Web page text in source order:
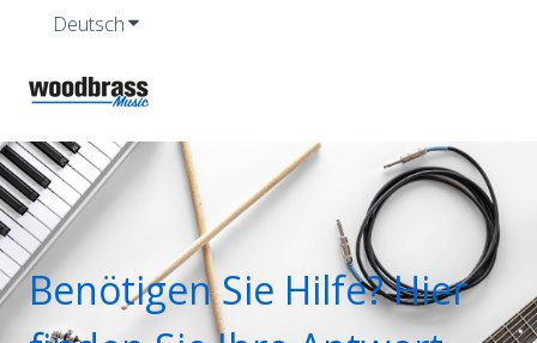
DeutschUntermenü für Übersetzungen anzeigen
Benötigen Sie Hilfe? Hier